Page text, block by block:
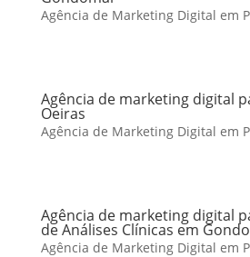
Agência de Marketing Digital em
Agência de marketing digital
Oeiras
Agência de Marketing Digital em
Agência de marketing digital
de Análises Clínicas em
Agência de Marketing Digital em